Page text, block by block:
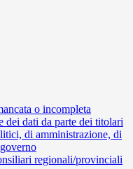
o incompleta
dei dati da parte dei titolari
di amministrazione, di
regionali/provinciali